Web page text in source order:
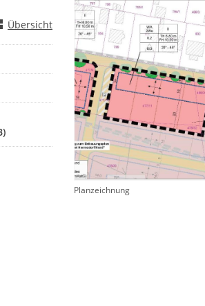
Planzeichnung
Übersicht